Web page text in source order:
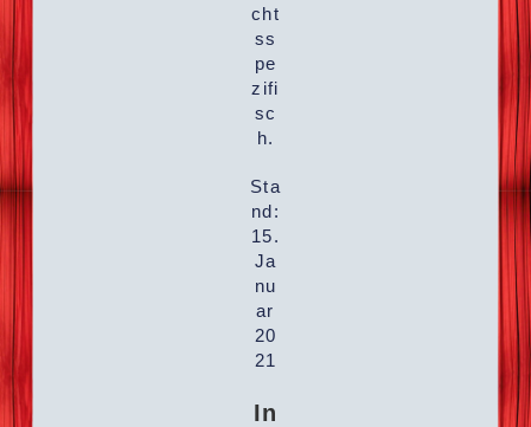
cht
ss
pe
zifi
sc
h.
Sta
nd:
15.
Ja
nu
ar
20
21
In